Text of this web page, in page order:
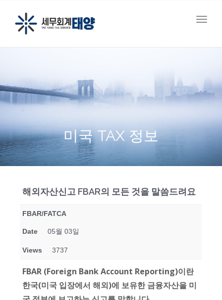
미국 TAX 정보
해외자산신고 FBAR의 모든 것을 말씀드려요
FBAR/FATCA
Date 05월 03일
Views 3737
FBAR (Foreign Bank Account Reporting)이란
한국(미국 입장에서 해외)에 보유한 금융자산을 미